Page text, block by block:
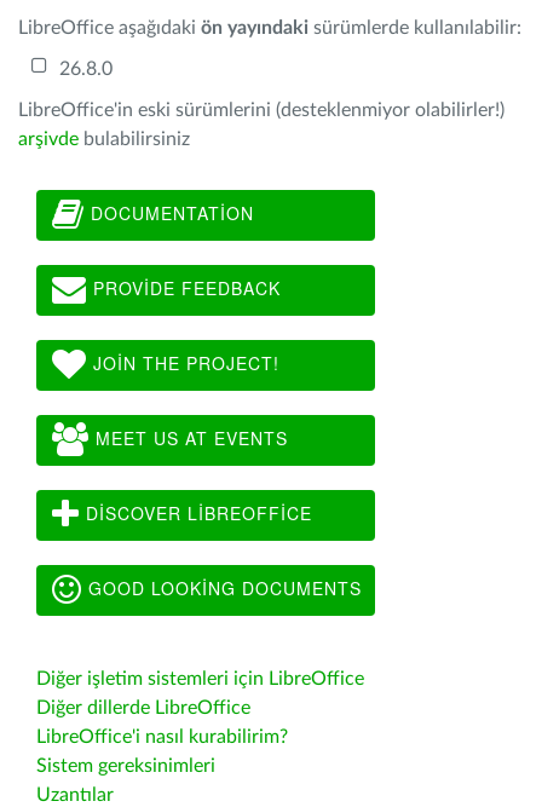
LibreOffice aşağıdaki ön yayındaki sürümlerde kullanılabilir:
26.8.0
LibreOffice'in eski sürümlerini (desteklenmiyor olabilirler!)
arşivde bulabilirsiniz
DOCUMENTATION
PROVIDE FEEDBACK
JOIN THE PROJECT!
MEET US AT EVENTS
DISCOVER LIBREOFFICE
GOOD LOOKING DOCUMENTS
Diğer işletim sistemleri için LibreOffice
Diğer dillerde LibreOffice
LibreOffice'i nasıl kurabilirim?
Sistem gereksinimleri
Uzantılar